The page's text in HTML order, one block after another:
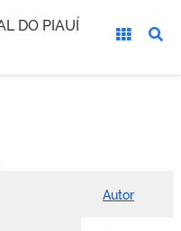
DO PIAUÍ
Autor